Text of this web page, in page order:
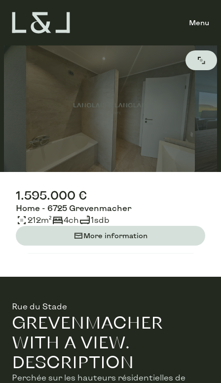
Menu
1.595.000 €
Home - 6725 Grevenmacher
212m² 4ch 1sdb
More information
Rue du Stade
GREVENMACHER
WITH A VIEW.
DESCRIPTION
Perchée sur les hauteurs résidentielles de